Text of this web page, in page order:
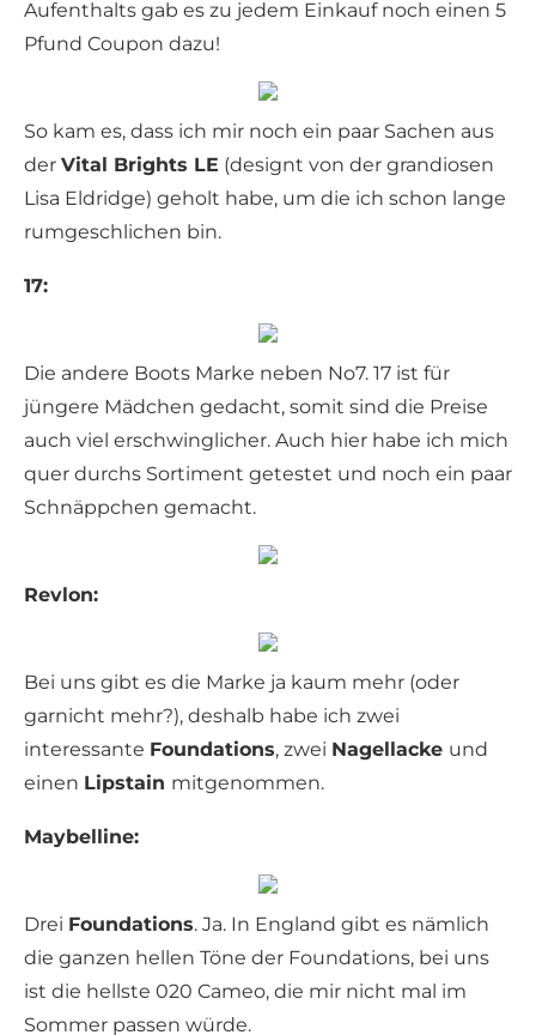
Aufenthalts gab es zu jedem Einkauf noch einen 5
Pfund Coupon dazu!
So kam es, dass ich mir noch ein paar Sachen aus
der Vital Brights LE (designt von der grandiosen
Lisa Eldridge) geholt habe, um die ich schon lange
rumgeschlichen bin.
17:
Die andere Boots Marke neben No7. 17 ist für
jüngere Mädchen gedacht, somit sind die Preise
auch viel erschwinglicher. Auch hier habe ich mich
quer durchs Sortiment getestet und noch ein paar
Schnäppchen gemacht.
Revlon:
Bei uns gibt es die Marke ja kaum mehr (oder
garnicht mehr?), deshalb habe ich zwei
interessante Foundations, zwei Nagellacke und
einen Lipstain mitgenommen.
Maybelline:
Drei Foundations. Ja. In England gibt es nämlich
die ganzen hellen Töne der Foundations, bei uns
ist die hellste 020 Cameo, die mir nicht mal im
Sommer passen würde.